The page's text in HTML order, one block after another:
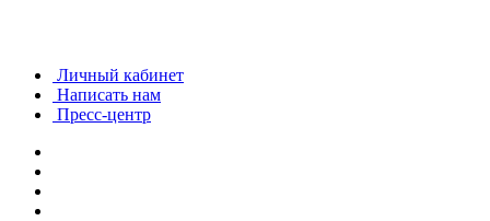
Личный кабинет
Написать нам
Пресс-центр